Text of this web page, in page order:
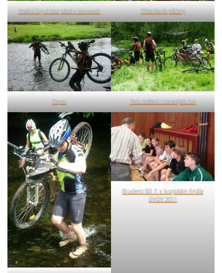
Noční hry a koupání v Moravici Překrásné píšťaly
Pepo! Pak nošení i horských kol
Studenti SG 7. v krajském finále
OVOV 2011